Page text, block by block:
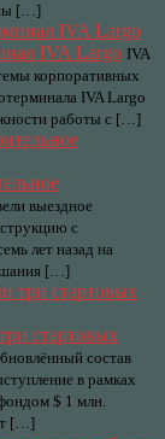
[…]
IVA Largo IVA
корпоративных
IVA Largo
работы с […]
выездное
с
лет назад на
[…]
стартовых
состав
в рамках
$ 1 млн.
[…]